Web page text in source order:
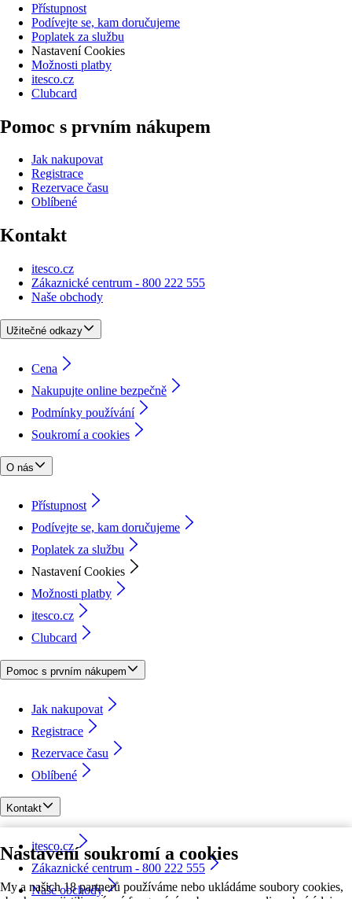
Nastavení soukromí a cookies
My a našich 18 partnerů používáme nebo ukládáme soubory cookies,
Přístupnost
Podívejte se, kam doručujeme
Poplatek za službu
Nastavení Cookies
Možnosti platby
itesco.cz
Clubcard
Pomoc s prvním nákupem
Jak nakupovat
Registrace
Rezervace času
Oblíbené
Kontakt
itesco.cz
Zákaznické centrum - 800 222 555
Naše obchody
Užitečné odkazy
Cena
Nakupujte online bezpečně
Podmínky používání
Soukromí a cookies
O nás
Přístupnost
Podívejte se, kam doručujeme
Poplatek za službu
Nastavení Cookies
Možnosti platby
itesco.cz
Clubcard
Pomoc s prvním nákupem
Jak nakupovat
Registrace
Rezervace času
Oblíbené
Kontakt
itesco.cz
Zákaznické centrum - 800 222 555
Naše obchody